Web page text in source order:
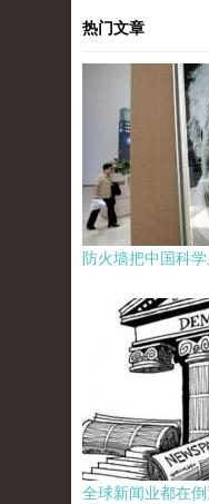
热门文章
防火墙把中国科
全球新闻业都在